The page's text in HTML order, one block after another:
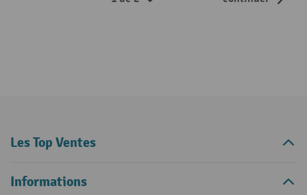
Les Top Ventes
Informations